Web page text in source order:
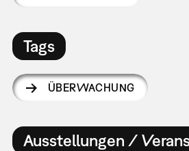
Tags
ÜBERWACHUNG
Ausstellungen /